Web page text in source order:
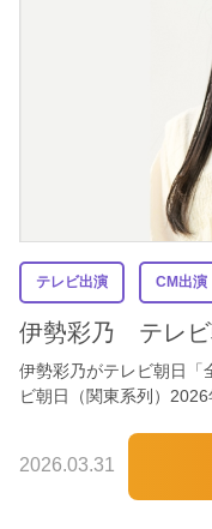
テレビ出演 CM出演
伊勢彩乃 テレビ
伊勢彩乃がテレビ朝日「
ビ朝日（関東系列）
2026.03.31